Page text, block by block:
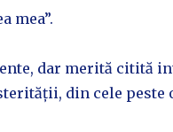
mea”.
dar merită citită
din cele peste